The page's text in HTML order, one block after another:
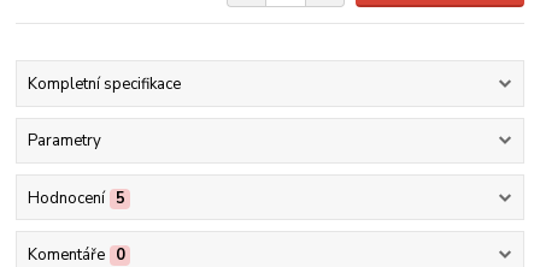
Kompletní specifikace
Parametry
Hodnocení 5
Komentáře 0